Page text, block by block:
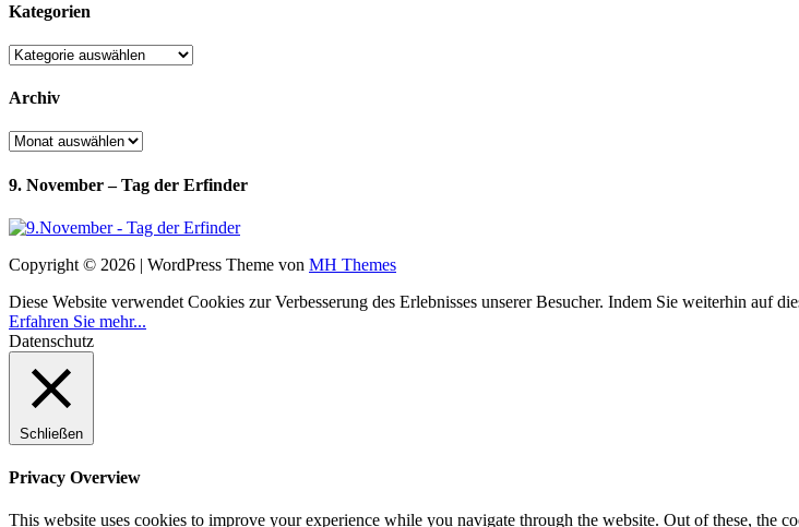
Kategorien
Kategorien
Archiv
Archiv
9. November – Tag der Erfinder
Copyright © 2026 | WordPress Theme von MH Themes
Diese Website verwendet Cookies zur Verbesserung des Erlebnisses unserer Besucher. Indem Sie weiterhin auf
Erfahren Sie mehr...
Datenschutz
Schließen
Privacy Overview
This website uses cookies to improve your experience while you navigate through the website. Out of these, the